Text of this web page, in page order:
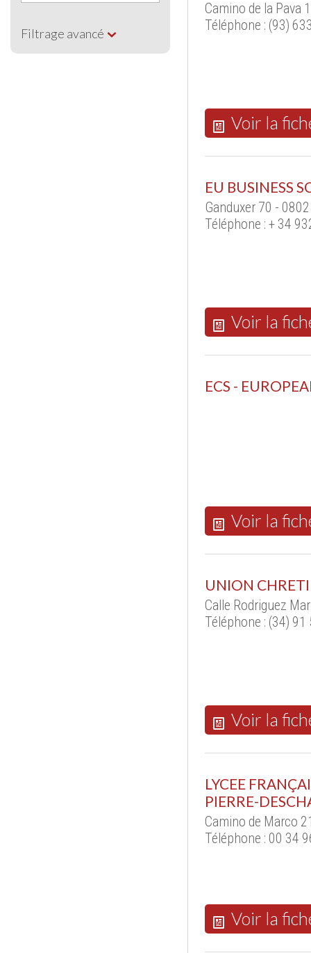
Filtrage avancé
Camino de la Pava
Téléphone : (93)
Voir la
EU BUSINESS
Ganduxer 70 -
Téléphone : + 34
Voir la
ECS -
Voir la
UNION
Calle Rodriguez
Téléphone : (34)
Voir la
LYCEE
PIERRE-
Camino de Marco
Téléphone : 00 34
Voir la